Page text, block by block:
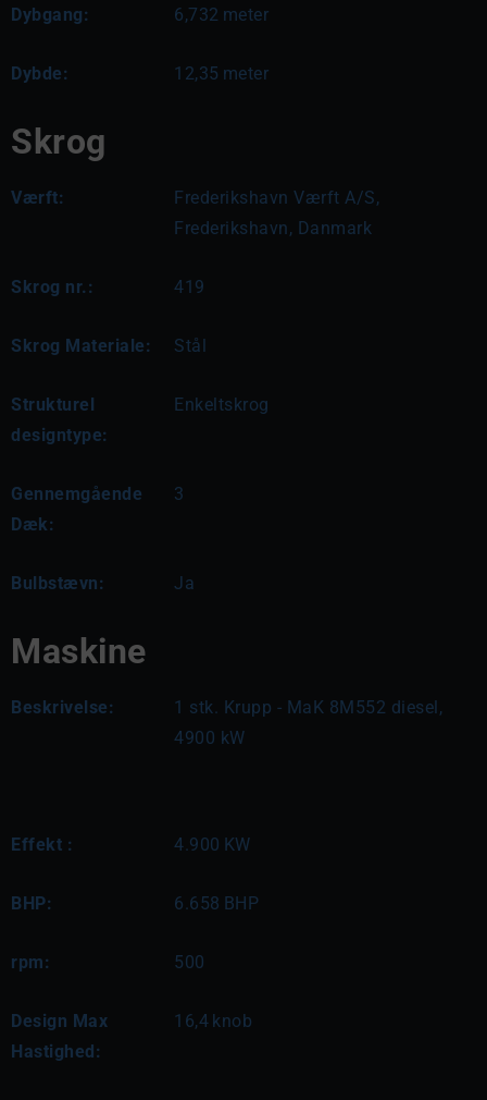
Dybgang: 6,732 meter
Dybde: 12,35 meter
Skrog
Værft:
Frederikshavn Værft A/S,
Frederikshavn, Danmark
Skrog nr.: 419
Skrog Materiale: Stål
Strukturel
designtype:
Enkeltskrog
Gennemgående
Dæk:
3
Bulbstævn: Ja
Maskine
Beskrivelse:
1 stk. Krupp - MaK 8M552 diesel,
4900 kW
Effekt : 4.900 KW
BHP: 6.658 BHP
rpm: 500
Design Max
Hastighed:
16,4 knob